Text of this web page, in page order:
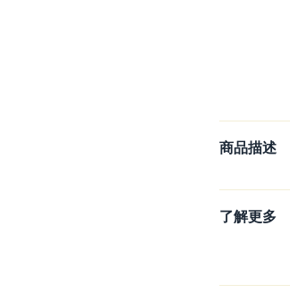
商品描述
了解更多